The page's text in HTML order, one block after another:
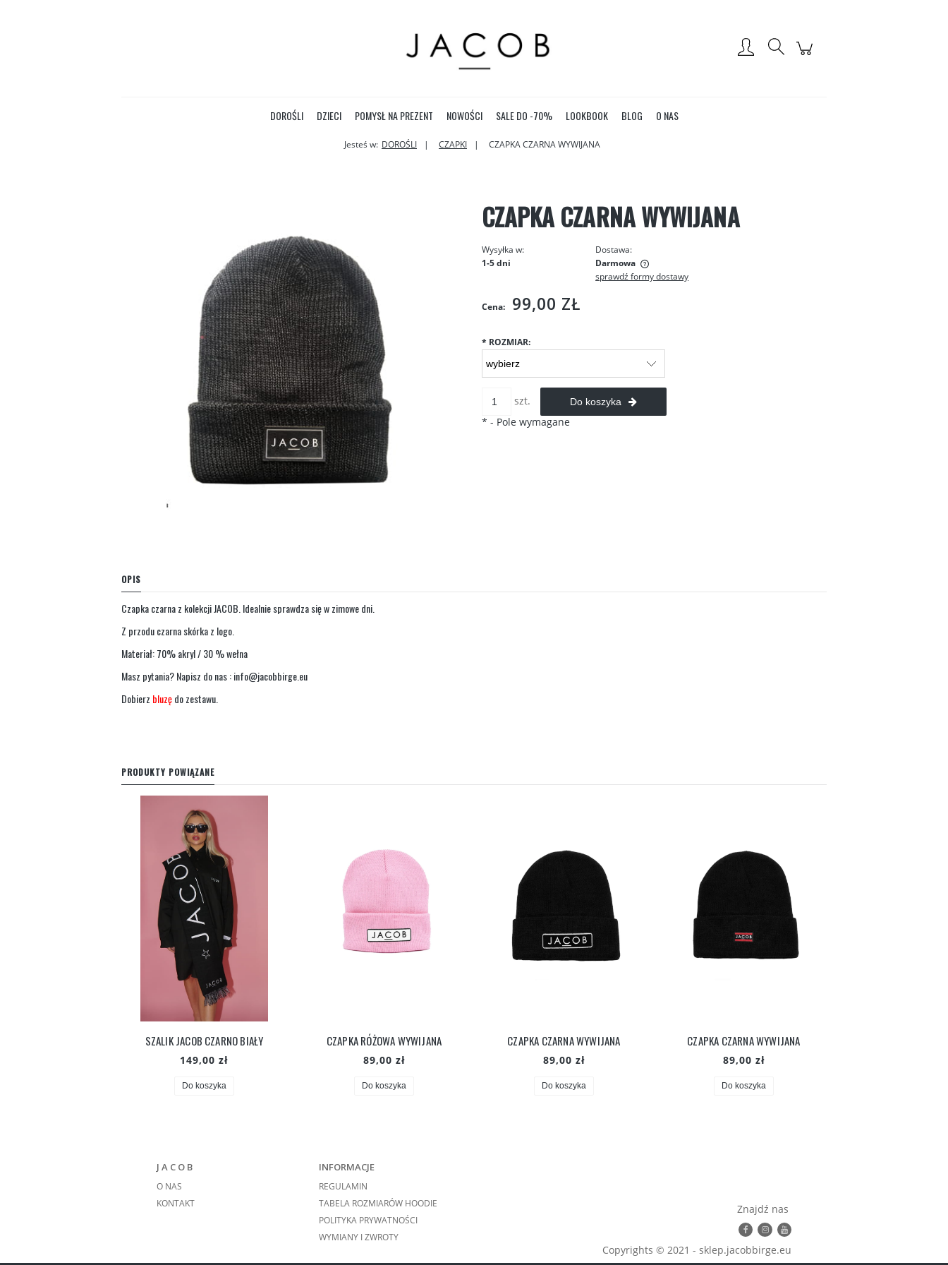
DOROŚLI DZIECI POMYSŁ NA PREZENT NOWOŚCI SALE DO -70% LOOKBOOK BLOG O NAS
Jesteś w: DOROŚLI CZAPKI CZAPKA CZARNA WYWIJANA
CZAPKA CZARNA WYWIJANA
Wysyłka w:
1-5 dni
Dostawa:
Darmowa
kosztów płatności
sprawdź formy dostawy
Cena: 99,00 ZŁ
* ROZMIAR:
szt. Do koszyka
* - Pole wymagane
OPIS
Czapka czarna z kolekcji JACOB. Idealnie sprawdza się w zimowe dni.
Z przodu czarna skórka z logo.
Materiał: 70% akryl / 30 % wełna
Masz pytania? Napisz do nas :info@jacobbirge.eu
Dobierz bluzędo zestawu.
PRODUKTY POWIĄZANE
SZALIK JACOB CZARNO BIAŁY
149,00 zł
Do koszyka
CZAPKA RÓŻOWA WYWIJANA
89,00 zł
Do koszyka
CZAPKA CZARNA WYWIJANA
89,00 zł
Do koszyka
CZAPKA CZARNA WYWIJANA
89,00 zł
Do koszyka
J A C O B
O NAS
KONTAKT
INFORMACJE
REGULAMIN
TABELA ROZMIARÓW HOODIE
POLITYKA PRYWATNOŚCI
WYMIANY I ZWROTY
Znajdź nas
Copyrights © 2021 - sklep.jacobbirge.eu